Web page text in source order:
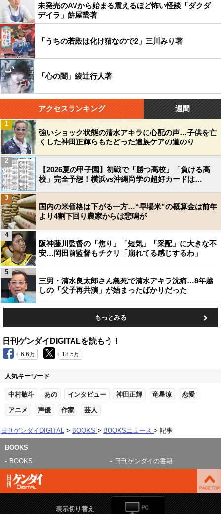
未発売のAVから始まる震えるほど怖い怪談「ダクダ
デイラ」餠屋䖸著
「うちの若殿は化け猫なので2」三川みり著
「心の闇」綾辻行人著
アクセスランキング 週間
強いショック状態の清水アキラに心配の声…子供を亡
くした神田正輝らもたどった遺族ケアの道のり
1
【2026夏の甲子園】初戦で「勝つ高校」「負ける高
校」完全予想！横浜vs沖縄尚学の超好カードは…
2
国内の米価格は下がる一方…“早場米”の概算金は前年
より4割下回り農家からは悲鳴が
3
阪神藤川監督の「焦り」「短気」「采配」に大きな不
安…岡田前監督もチクリ「崩れてる感じするわ」
4
三男・清水良太郎さん急死で清水アキラ沈痛…8年越
しの「父子再共演」が始まったばかりだった
5
もっとみる
日刊ゲンダイDIGITALを読もう！
6.6万 18.5万
人気キーワード
中村敬斗 あの インタビュー 神田正輝 竜星涼 恋愛
アニメ 声優 作家 芸人
日刊ゲンダイDIGITAL BOOKS BOOKSニュース 記事
BOOKS
BOOKS
日刊ゲンダイの書籍
表示切り替え